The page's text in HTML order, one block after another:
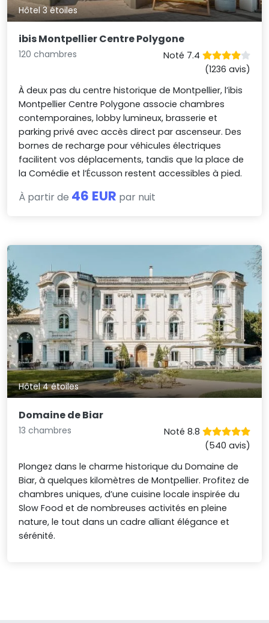
Hôtel 3 étoiles
ibis Montpellier Centre Polygone
120 chambres
Noté 7.4
(1236 avis)
À deux pas du centre historique de Montpellier, l’ibis
Montpellier Centre Polygone associe chambres
contemporaines, lobby lumineux, brasserie et
parking privé avec accès direct par ascenseur. Des
bornes de recharge pour véhicules électriques
facilitent vos déplacements, tandis que la place de
la Comédie et l’Écusson restent accessibles à pied.
À partir de 46 EUR par nuit
Hôtel 4 étoiles
Domaine de Biar
13 chambres
Noté 8.8
(540 avis)
Plongez dans le charme historique du Domaine de
Biar, à quelques kilomètres de Montpellier. Profitez de
chambres uniques, d’une cuisine locale inspirée du
Slow Food et de nombreuses activités en pleine
nature, le tout dans un cadre alliant élégance et
sérénité.